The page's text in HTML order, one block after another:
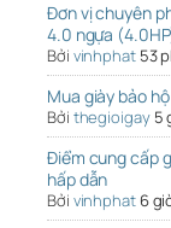
Đơn vị chuyên
4.0 ngựa
Bởi vinhphat 53
Mua giày bảo
Bởi thegioigay 5
Điểm cung cấp
hấp dẫn
Bởi vinhphat 6